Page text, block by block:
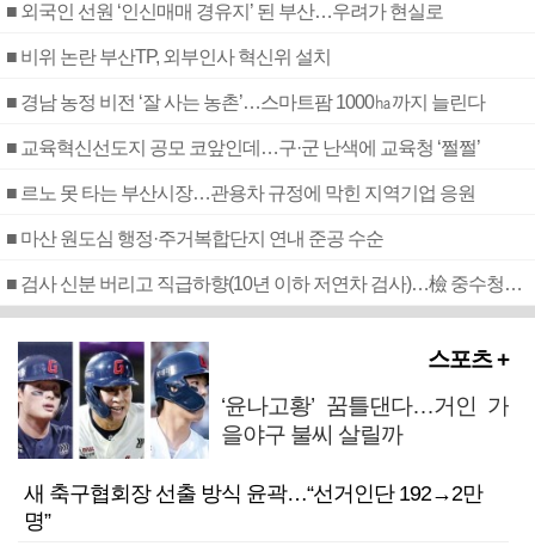
■ 외국인 선원 ‘인신매매 경유지’ 된 부산…우려가 현실로
■ 비위 논란 부산TP, 외부인사 혁신위 설치
■ 경남 농정 비전 ‘잘 사는 농촌’…스마트팜 1000㏊까지 늘린다
■ 교육혁신선도지 공모 코앞인데…구·군 난색에 교육청 ‘쩔쩔’
■ 르노 못 타는 부산시장…관용차 규정에 막힌 지역기업 응원
■ 마산 원도심 행정·주거복합단지 연내 준공 수순
■ 검사 신분 버리고 직급하향(10년 이하 저연차 검사)…檢 중수청행 기피
스포츠 +
‘윤나고황’ 꿈틀댄다…거인 가
을야구 불씨 살릴까
새 축구협회장 선출 방식 윤곽…“선거인단 192→2만
명”